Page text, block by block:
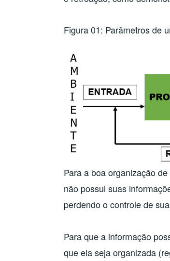
Figura 01: Parâmetros de
Para a boa organização
não possui suas
perdendo o controle de
Para que a informação
que ela seja organizada